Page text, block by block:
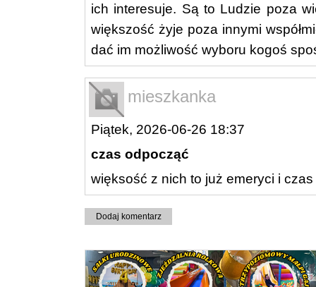
ich interesuje. Są to Ludzie poza
większość żyje poza innymi
dać im możliwość wyboru kogoś
mieszkanka
Piątek, 2026-06-26 18:37
czas odpocząć
więksość z nich to już emeryci i
Dodaj komentarz